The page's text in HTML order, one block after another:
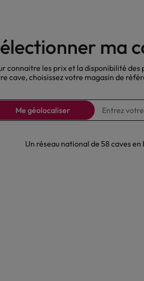
Nos Bières Sans
Venise Rouge
ma
connaitre les prix et la disponibilité des
cave, choisissez votre magasin de
Me géolocaliser
Un réseau national de 58 caves en